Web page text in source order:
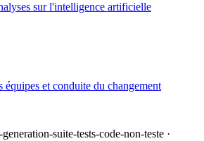
sur l'intelligence artificielle
et conduite du changement
suite-tests-code-non-teste ·